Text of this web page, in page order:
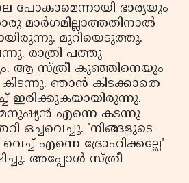
പോകാമെന്നായി ഭാര്യയും
മാര്‍ഗമില്ലാത്തതിനാല്‍
മുറിയെടുത്തു.
രാത്രി പത്തു
ആ സ്ത്രീ കുഞ്ഞിനെയും
ഞാന്‍ കിടക്കാതെ
ഇരിക്കുകയായിരുന്നു.
മനുഷ്യന്‍ എന്നെ കടന്നു
ഒച്ചവെച്ചു. 'നിങ്ങളുടെ
എന്നെ ദ്രോഹിക്കല്ലേ'
അപ്പോള്‍ സ്ത്രീ